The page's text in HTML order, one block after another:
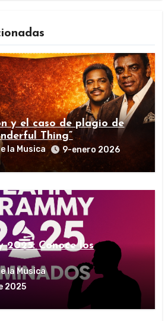
y el caso de plagio de
Thing”
la Musica 9-enero 2026
2025: Conoce los
la Musica
2025